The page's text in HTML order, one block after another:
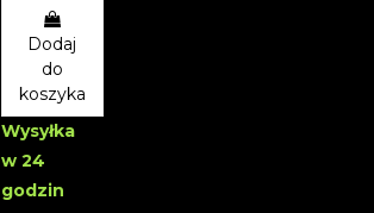
Dodaj
do
koszyka
Wysyłka
w 24
godzin